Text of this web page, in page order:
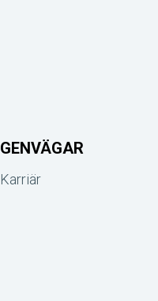
GENVÄGAR
Karriär